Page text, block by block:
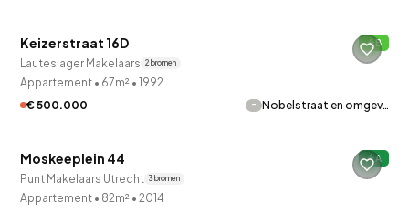
Verkocht onder voorbehoud
Keizerstraat 16D B
Lauteslager Makelaars 2 bronnen
Appartement • 67m² • 1992
€ 500.000
- Nobelstraat en omgev…
QUICKLANE™
Moskeeplein 44 A
Punt Makelaars Utrecht 3 bronnen
Appartement • 82m² • 2014